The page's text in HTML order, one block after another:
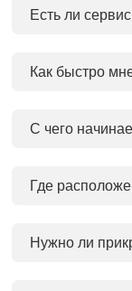
Есть ли
Как быстро
С чего
Где
Нужно ли